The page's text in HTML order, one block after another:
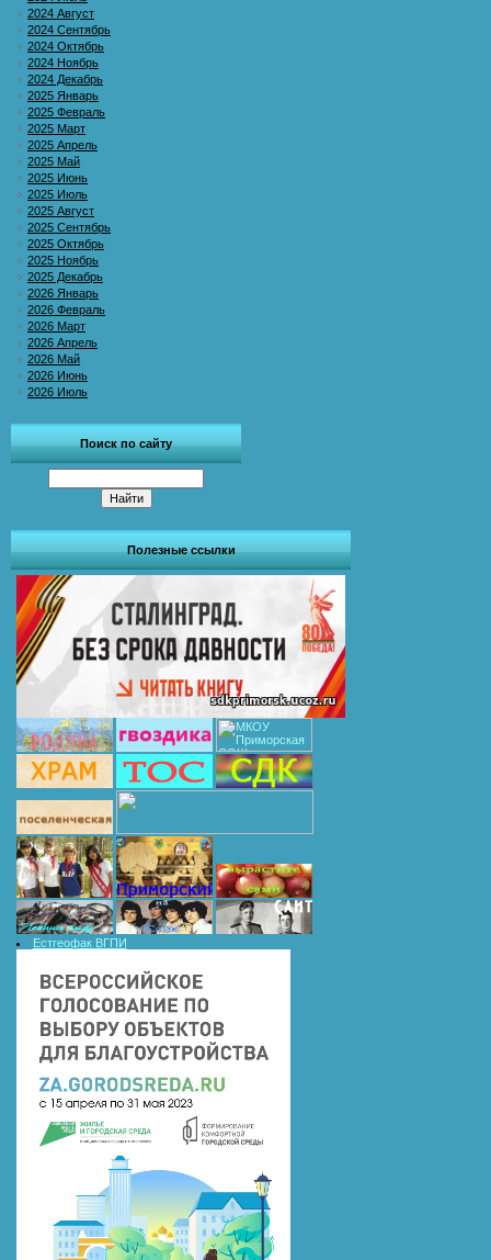
2024 Август
2024 Сентябрь
2024 Октябрь
2024 Ноябрь
2024 Декабрь
2025 Январь
2025 Февраль
2025 Март
2025 Апрель
2025 Май
2025 Июнь
2025 Июль
2025 Август
2025 Сентябрь
2025 Октябрь
2025 Ноябрь
2025 Декабрь
2026 Январь
2026 Февраль
2026 Март
2026 Апрель
2026 Май
2026 Июнь
2026 Июль
Поиск по сайту
Полезные ссылки
Естгеофак ВГПИ